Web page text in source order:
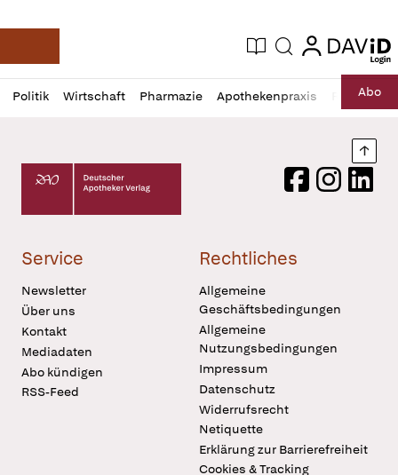
Deutsche Apotheker Zeitung
Aktuelle Ausgabe
Suche login
login
Politik Wirtschaft Pharmazie Apothekenpraxis RechtAbo
Profil
öffnen
Daz
Pur
Deutscher Apotheker Verlag Logo
FacebookInstagram
Service
Newsletter
Über uns
Kontakt
Mediadaten
Abo kündigen
RSS-Feed
Rechtliches
Allgemeine
Geschäftsbedingungen
Allgemeine
Nutzungsbedingungen
Impressum
Datenschutz
Widerrufsrecht
Netiquette
Erklärung zur Barrierefreiheit
Cookies & Tracking